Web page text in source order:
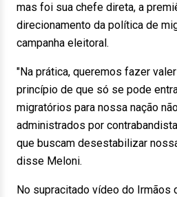
mas foi sua chefe direta, a
direcionamento da política de
campanha eleitoral.
"Na prática, queremos fazer
princípio de que só se pode
migratórios para nossa nação
administrados por
que buscam desestabilizar
disse Meloni.
No supracitado vídeo do Irmãos